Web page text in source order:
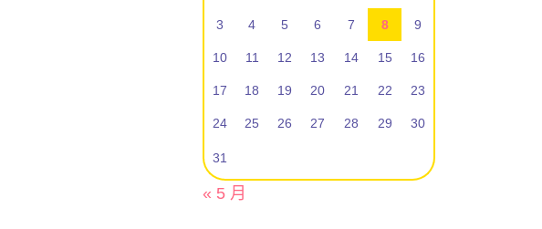
3 4 5 6 7 8 9
10 11 12 13 14 15 16
17 18 19 20 21 22 23
24 25 26 27 28 29 30
31
« 5 月